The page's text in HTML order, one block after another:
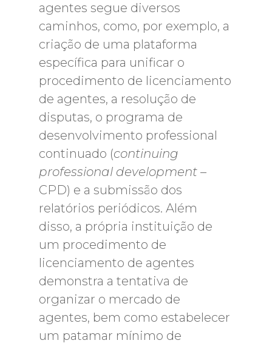
agentes segue diversos
caminhos, como, por exemplo, a
criação de uma plataforma
específica para unificar o
procedimento de licenciamento
de agentes, a resolução de
disputas, o programa de
desenvolvimento professional
continuado (continuing
professional development –
CPD) e a submissão dos
relatórios periódicos. Além
disso, a própria instituição de
um procedimento de
licenciamento de agentes
demonstra a tentativa de
organizar o mercado de
agentes, bem como estabelecer
um patamar mínimo de